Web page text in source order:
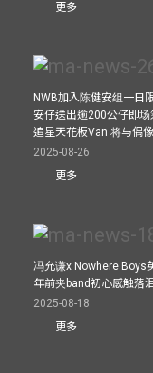
更多
NWB加入陈健安组一日
安仔送出逾200公仔即
追星天花板Van 将与偶
2025-08-26
更多
冯允谦x Nowhere Boys
年前夹band初心感触落
2025-08-18
更多